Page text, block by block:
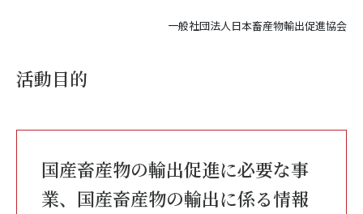
一般社団法人日本畜産物輸出促進協会
活動目的
国産畜産物の輸出促進に必要な事
業、国産畜産物の輸出に係る情報